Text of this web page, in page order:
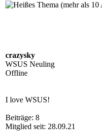
crazysky
WSUS Neuling
Offline
I love WSUS!
Beiträge: 8
Mitglied seit: 28.09.21